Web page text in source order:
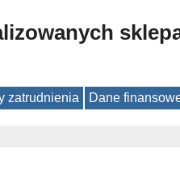
zatrudnienia Dane